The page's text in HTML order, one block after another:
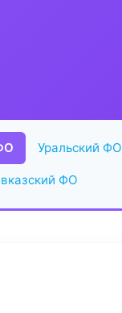
Уральский ФО
ФО